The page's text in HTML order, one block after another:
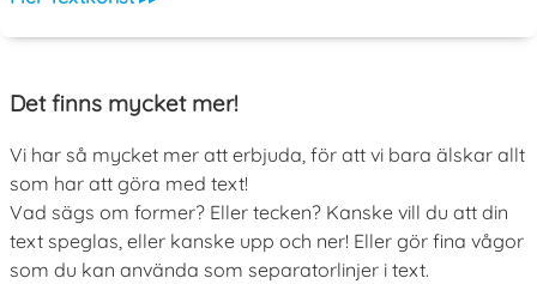
Det finns mycket mer!
Vi har så mycket mer att erbjuda, för att vi bara älskar allt
som har att göra med text!
Vad sägs om former? Eller tecken? Kanske vill du att din
text speglas, eller kanske upp och ner! Eller gör fina vågor
som du kan använda som separatorlinjer i text.